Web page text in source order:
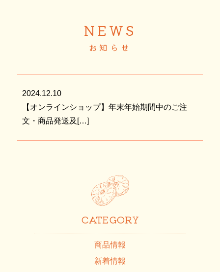
NEWS
お知らせ
2024.12.10
【オンラインショップ】年末年始期間中のご注
文・商品発送及[…]
CATEGORY
商品情報
新着情報